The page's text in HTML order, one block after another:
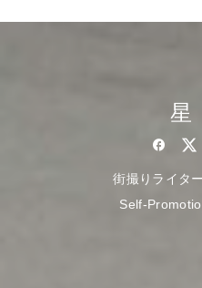
街撮りライタ
Self-